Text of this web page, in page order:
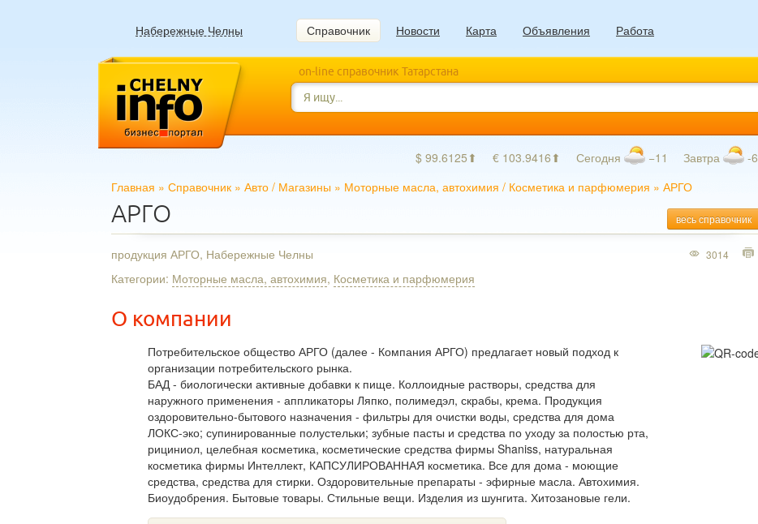
Набережные Челны Справочник Новости Карта Объявления Работа
on-line справочник Татарстана
$ 99.6125⬆ € 103.9416⬆ Сегодня −11 Завтра -6
Главная » Справочник » Авто / Магазины » Моторные масла, автохимия / Косметика и парфюмерия » АРГО
весь справочник
АРГО
продукция АРГО, Набережные Челны
Категории: Моторные масла, автохимия, Косметика и парфюмерия
О компании
Потребительское общество АРГО (далее - Компания АРГО) предлагает новый подход к
организации потребительского рынка.
БАД - биологически активные добавки к пище. Коллоидные растворы, средства для
наружного применения - аппликаторы Ляпко, полимедэл, скрабы, крема. Продукция
оздоровительно-бытового назначения - фильтры для очистки воды, средства для дома
ЛОКС-эко; супинированные полустельки; зубные пасты и средства по уходу за полостью рта,
рициниол, целебная косметика, косметические средства фирмы Shaniss, натуральная
косметика фирмы Интеллект, КАПСУЛИРОВАННАЯ косметика. Все для дома - моющие
средства, средства для стирки. Оздоровительные препараты - эфирные масла. Автохимия.
Биоудобрения. Бытовые товары. Стильные вещи. Изделия из шунгита. Хитозановые гели.
3014